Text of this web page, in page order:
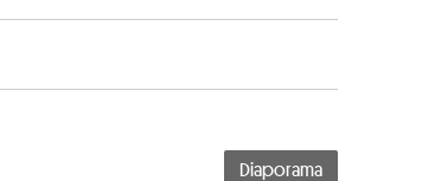
Diaporama